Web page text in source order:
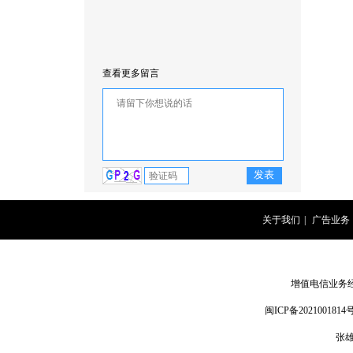
查看更多留言
关于我们 广告业务
增值电信业务
闽ICP备2021001814
张